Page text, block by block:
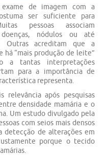
de imagem com a
ser suficiente para
pessoas associam
nódulos ou até
Outras acreditam que a
há “mais produção de leite”
a tantas interpretações
para a importância de
representa.
relevância após pesquisas
densidade mamária e o
Um estudo divulgado pela
com seios mais densos
detecção de alterações em
porque o tecido